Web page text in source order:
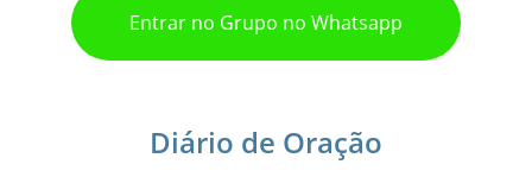
Entrar no Grupo no Whatsapp
Diário de Oração